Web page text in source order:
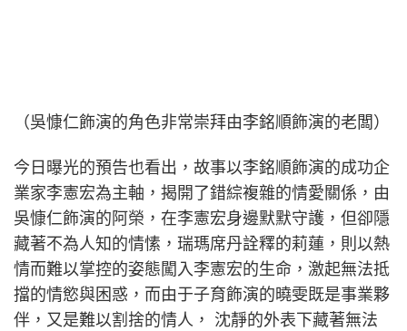
（吳慷仁飾演的角色非常崇拜由李銘順飾演的老闆）
今日曝光的預告也看出，故事以李銘順飾演的成功企
業家李憲宏為主軸，揭開了錯綜複雜的情愛關係，由
吳慷仁飾演的阿榮，在李憲宏身邊默默守護，但卻隱
藏著不為人知的情愫，瑞瑪席丹詮釋的莉蓮，則以熱
情而難以掌控的姿態闖入李憲宏的生命，激起無法抵
擋的情慾與困惑，而由于子育飾演的曉雯既是事業夥
伴，又是難以割捨的情人， 沈靜的外表下藏著無法